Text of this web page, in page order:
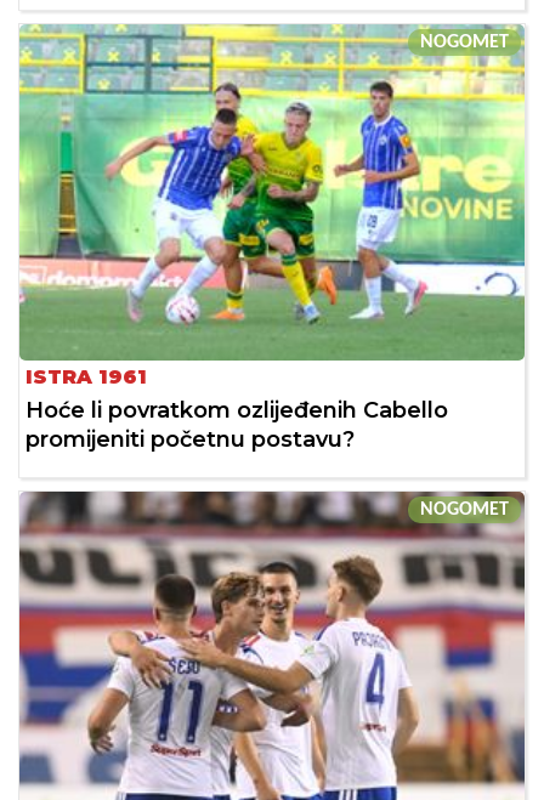
NOGOMET
ISTRA 1961
Hoće li povratkom ozlijeđenih Cabello
promijeniti početnu postavu?
NOGOMET